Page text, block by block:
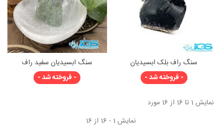
سنگ راف بلک ابسیدیان
- فروخته شد -
سنگ ابسیدیان سفید راف
- فروخته شد -
نمایش 1 تا 16 از 16 مورد
نمایش 1 - 16 از 16